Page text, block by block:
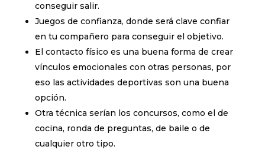
conseguir salir.
Juegos de confianza, donde será clave confiar
en tu compañero para conseguir el objetivo.
El contacto físico es una buena forma de crear
vínculos emocionales con otras personas, por
eso las actividades deportivas son una buena
opción.
Otra técnica serían los concursos, como el de
cocina, ronda de preguntas, de baile o de
cualquier otro tipo.